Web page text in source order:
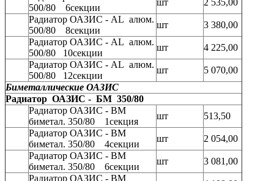
500/80 6секции
Радиатор ОАЗИС - AL алюм.
500/80 8секции
шт
3 380,00
Радиатор ОАЗИС - AL алюм.
500/80 10секции
шт
4 225,00
Радиатор ОАЗИС - AL алюм.
500/80 12секции
шт
5 070,00
Биметаллические ОАЗИС
Радиатор ОАЗИС - БМ 350/80
Радиатор ОАЗИС - BM
биметал. 350/80 1секция
шт
513,50
Радиатор ОАЗИС - BM
биметал. 350/80 4секции
шт
2 054,00
Радиатор ОАЗИС - BM
биметал. 350/80 6секции
шт
3 081,00
Радиатор ОАЗИС - BM